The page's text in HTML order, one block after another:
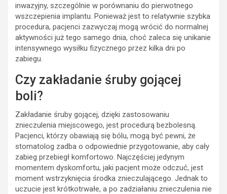
inwazyjny, szczególnie w porównaniu do pierwotnego
wszczepienia implantu. Ponieważ jest to relatywnie szybka
procedura, pacjenci zazwyczaj mogą wrócić do normalnej
aktywności już tego samego dnia, choć zaleca się unikanie
intensywnego wysiłku fizycznego przez kilka dni po
zabiegu.
Czy zakładanie śruby gojącej
boli?
Zakładanie śruby gojącej, dzięki zastosowaniu
znieczulenia miejscowego, jest procedurą bezbolesną.
Pacjenci, którzy obawiają się bólu, mogą być pewni, że
stomatolog zadba o odpowiednie przygotowanie, aby cały
zabieg przebiegł komfortowo. Najczęściej jedynym
momentem dyskomfortu, jaki pacjent może odczuć, jest
moment wstrzyknięcia środka znieczulającego. Jednak to
uczucie jest krótkotrwałe, a po zadziałaniu znieczulenia nie